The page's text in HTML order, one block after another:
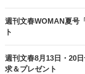
週刊文春WOMAN夏号
ト
週刊文春8月13日・20
求＆プレゼント